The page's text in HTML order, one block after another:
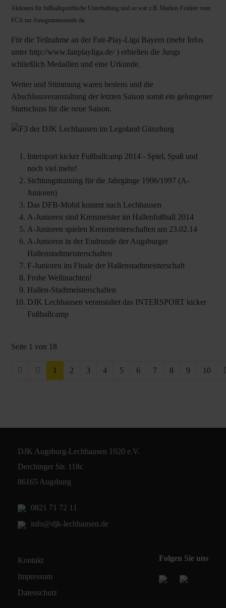
Aktionen für fußballspezifische Unterhaltung und so war z.B. Markus Feulner vom
FCA zur Autogrammstunde da.
Für die Teilnahme an der Fair-Play-Liga Bayern (mehr Infos
unter http://www.fairplayliga.de/ ) erhielten die Jungs
schließlich Medaillen und eine Urkunde.
Wetter und Stimmung waren bestens und die
Abschlussveranstaltung der letzten Saison somit ein gelungener
Startschuss für die neue Saison.
Intersport kicker Fußballcamp 2014 - Spiel, Spaß und
noch viel mehr!
Sichtungstraining für die Jahrgänge 1996/1997 (A-
Junioren)
Das DFB-Mobil kommt nach Lechhausen
A-Junioren sind Kreismeister im Hallenfußball 2014
A-Junioren spielen Kreismeisterschaften am 23.02.14
A-Junioren in der Endrunde der Augsburger
Hallenstadtmeisterschaften
F-Junioren im Finale der Hallenstadtmeisterschaft
Frohe Weihnachten!
Hallen-Stadtmeisterschaften
DJK Lechhausen veranstaltet das INTERSPORT kicker
Fußballcamp
Seite 1 von 18
1 2 3 4 5 6 7 8 9 10
DJK Augsburg-Lechhausen 1920 e.V.
Derchinger Str. 118c
86165 Augsburg
0821 71 72 11
info@djk-lechhausen.de
Kontakt
Impressum
Datenschutz
Folgen Sie uns